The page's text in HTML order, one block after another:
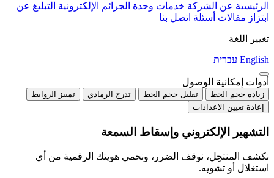
الرئيسية عن الشركة خدمات وحدة الجرائم الإلكترونية التبليغ عن
ابتزاز مقالات أسئلة اتصل بنا
تغيير اللغة
English עברית
أدوات إمكانية الوصول
زيادة حجم الخط تقليل حجم الخط تدرج الرمادي
تمييز الروابط
إعادة تعيين الاعدادات
التشهير الإلكتروني وإسقاط السمعة
نكشف المنتحِل، نوقف الضرر، ونحمي هويتك الرقمية من أي
استغلال أو تشويه.